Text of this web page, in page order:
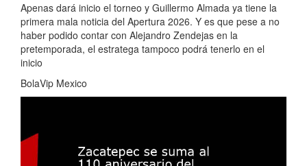
Apenas dará inicio el torneo y Guillermo Almada ya tiene la
primera mala noticia del Apertura 2026. Y es que pese a no
haber podido contar con Alejandro Zendejas en la
pretemporada, el estratega tampoco podrá tenerlo en el
inicio
BolaVip Mexico